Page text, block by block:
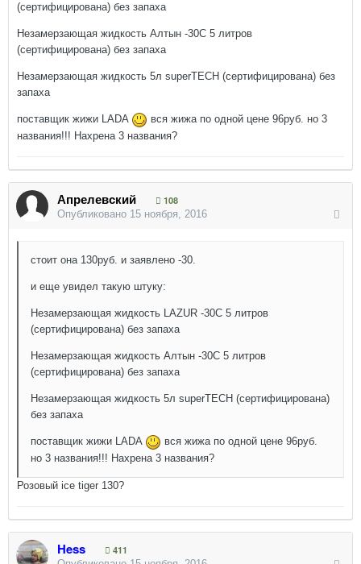
(сертифицирована) без запаха
Незамерзающая жидкость Алтын -30С 5 литров
(сертифицирована) без запаха
Незамерзающая жидкость 5л superTECH (сертифицирована) без
запаха
поставщик жижи LADA
вся жижа по одной цене 96руб. но 3
названия!!! Нахрена 3 названия?
Апрелевский
108
Опубликовано 15 ноября, 2016
стоит она 130руб. и заявлено -30.
и еще увидел такую штуку:
Незамерзающая жидкость LAZUR -30С 5 литров
(сертифицирована) без запаха
Незамерзающая жидкость Алтын -30С 5 литров
(сертифицирована) без запаха
Незамерзающая жидкость 5л superTECH (сертифицирована)
без запаха
поставщик жижи LADA
вся жижа по одной цене 96руб.
но 3 названия!!! Нахрена 3 названия?
Розовый ice tiger 130?
Hess
411